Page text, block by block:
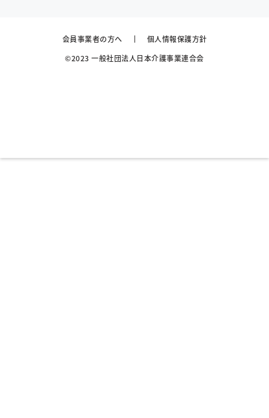
会員事業者の方へ
個人情報保護方針
©2023 一般社団法人日本介護事業連合会